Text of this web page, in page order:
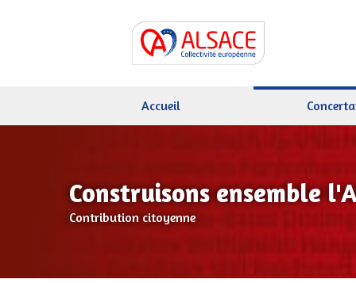
Accueil
Construisons ensemble
Contribution citoyenne